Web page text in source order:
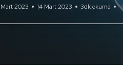
Mart 2023 14 Mart 2023 3dk okuma